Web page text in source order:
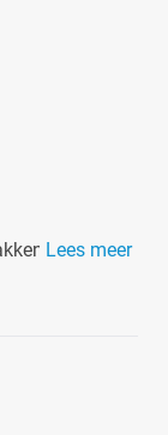
en is
Lees meer